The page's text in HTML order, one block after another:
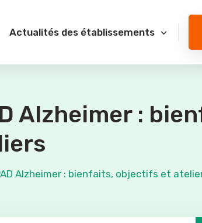
Actualités des établissements
Alzheimer :
Alzheimer : bienfaits, objectifs et